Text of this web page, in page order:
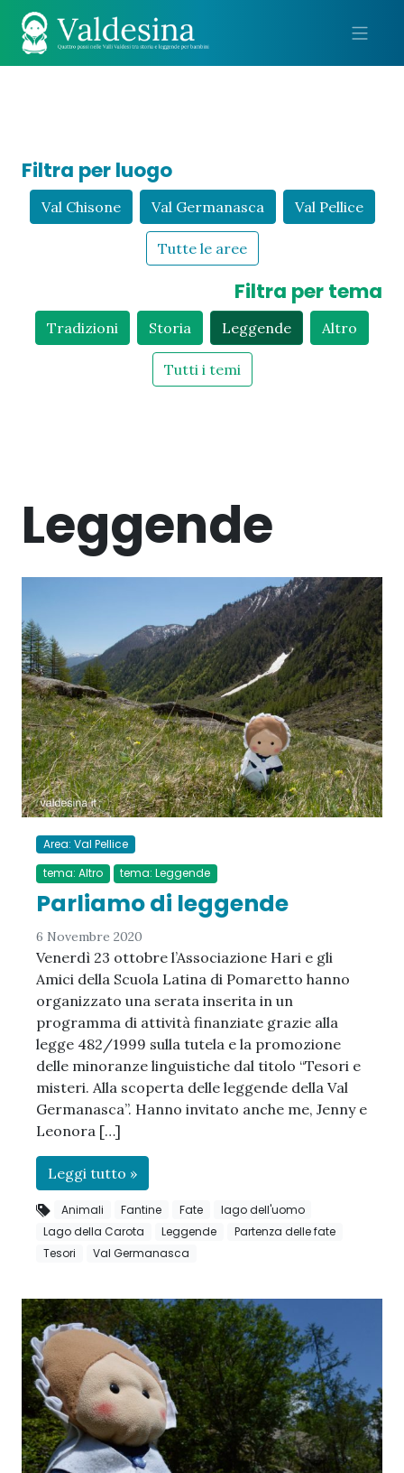
Filtra per luogo
Val Chisone Val Germanasca Val Pellice
Tutte le aree
Filtra per tema
Tradizioni Storia Leggende Altro
Tutti i temi
Leggende
Area: Val Pellice
tema: Altro
tema: Leggende
Parliamo di leggende
6 Novembre 2020
Venerdì 23 ottobre l’Associazione Hari e gli
Amici della Scuola Latina di Pomaretto hanno
organizzato una serata inserita in un
programma di attività finanziate grazie alla
legge 482/1999 sulla tutela e la promozione
delle minoranze linguistiche dal titolo “Tesori e
misteri. Alla scoperta delle leggende della Val
Germanasca”. Hanno invitato anche me, Jenny e
Leonora […]
Leggi tutto »
Animali Fantine Fate
lago dell'uomo
Lago della Carota
Leggende
Partenza delle fate
Tesori
Val Germanasca